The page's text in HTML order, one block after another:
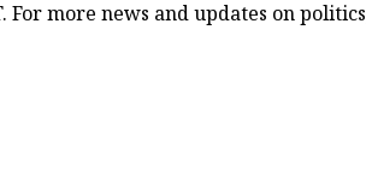
For more news and updates on